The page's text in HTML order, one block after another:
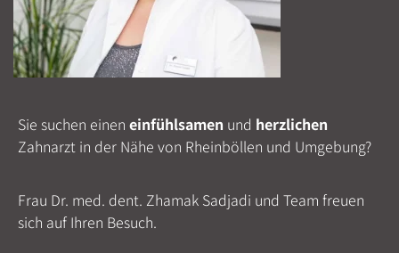
Sie suchen einen einfühlsamen und herzlichen
Zahnarzt in der Nähe von Rheinböllen und Umgebung?
Frau Dr. med. dent. Zhamak Sadjadi und Team freuen
sich auf Ihren Besuch.